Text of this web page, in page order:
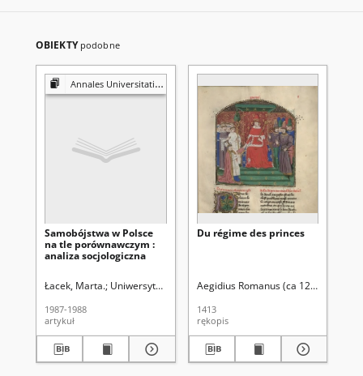
OBIEKTY podobne
Annales Universitatis Mariae Curie-Skłodowska. Sectio I, Philosophia-Sociologia
Samobójstwa w Polsce
na tle porównawczym :
analiza socjologiczna
Łacek, Marta. Uniwersytet Marii Curie-Skłodowskiej (Lublin)
1987-1988
artykuł
Du régime des princes
Aegidius Romanus (ca 1243-1316).
1413
rękopis